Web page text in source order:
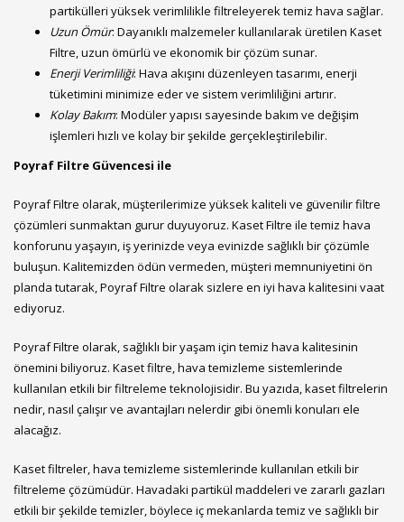
partikülleri yüksek verimlilikle filtreleyerek temiz hava sağlar.
Uzun Ömür: Dayanıklı malzemeler kullanılarak üretilen Kaset
Filtre, uzun ömürlü ve ekonomik bir çözüm sunar.
Enerji Verimliliği: Hava akışını düzenleyen tasarımı, enerji
tüketimini minimize eder ve sistem verimliliğini artırır.
Kolay Bakım: Modüler yapısı sayesinde bakım ve değişim
işlemleri hızlı ve kolay bir şekilde gerçekleştirilebilir.
Poyraf Filtre Güvencesi ile
Poyraf Filtre olarak, müşterilerimize yüksek kaliteli ve güvenilir filtre
çözümleri sunmaktan gurur duyuyoruz. Kaset Filtre ile temiz hava
konforunu yaşayın, iş yerinizde veya evinizde sağlıklı bir çözümle
buluşun. Kalitemizden ödün vermeden, müşteri memnuniyetini ön
planda tutarak, Poyraf Filtre olarak sizlere en iyi hava kalitesini vaat
ediyoruz.
Poyraf Filtre olarak, sağlıklı bir yaşam için temiz hava kalitesinin
önemini biliyoruz. Kaset filtre, hava temizleme sistemlerinde
kullanılan etkili bir filtreleme teknolojisidir. Bu yazıda, kaset filtrelerin
nedir, nasıl çalışır ve avantajları nelerdir gibi önemli konuları ele
alacağız.
Kaset filtreler, hava temizleme sistemlerinde kullanılan etkili bir
filtreleme çözümüdür. Havadaki partikül maddeleri ve zararlı gazları
etkili bir şekilde temizler, böylece iç mekanlarda temiz ve sağlıklı bir